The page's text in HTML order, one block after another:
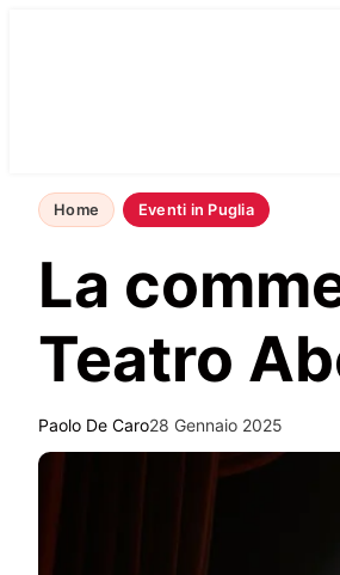
Home Eventi in Puglia
La
Teatro
Paolo De Caro28 Gennaio 2025